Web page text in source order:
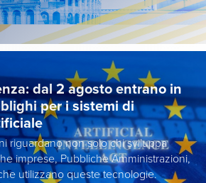
dal 2 agosto entrano in
per i sistemi di
riguardano non solo chi sviluppa
imprese, Pubbliche Amministrazioni,
utilizzano queste tecnologie.